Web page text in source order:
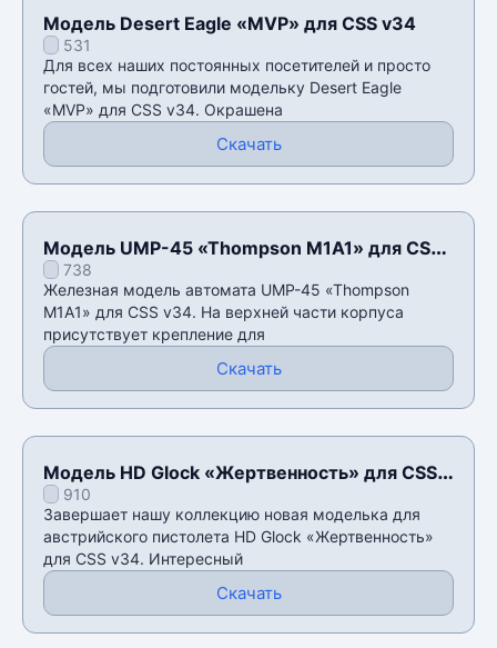
Модель Desert Eagle «MVP» для CSS v34
531
Для всех наших постоянных посетителей и просто
гостей, мы подготовили модельку Desert Eagle
«MVP» для CSS v34. Окрашена
Скачать
Модель UMP-45 «Thompson M1A1» для CSS
v34738
Железная модель автомата UMP-45 «Thompson
M1A1» для CSS v34. На верхней части корпуса
присутствует крепление для
Скачать
Модель HD Glock «Жертвенность» для CSS
v34910
Завершает нашу коллекцию новая моделька для
австрийского пистолета HD Glock «Жертвенность»
для CSS v34. Интересный
Скачать